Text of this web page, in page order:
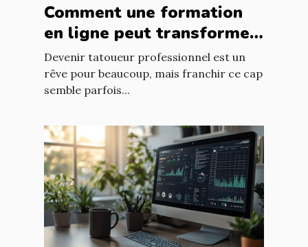
Comment une formation
en ligne peut transformer
les novices en tatoueurs
professionnels
Devenir tatoueur professionnel est un
rêve pour beaucoup, mais franchir ce cap
semble parfois...